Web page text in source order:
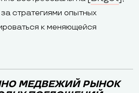
стратегиями опытных
к меняющейся
МЕДВЕЖИЙ РЫНОК